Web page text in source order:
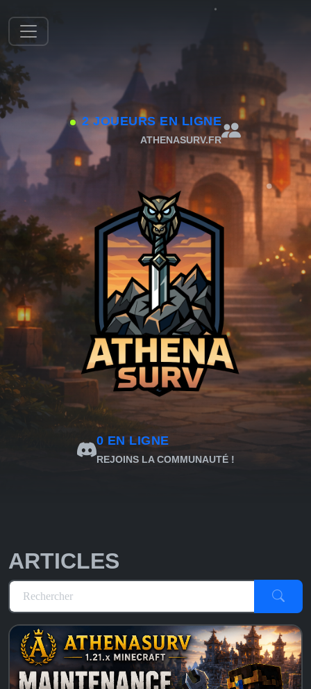
2 JOUEURS EN LIGNE
ATHENASURV.FR
0 EN LIGNE
REJOINS LA COMMUNAUTÉ !
ARTICLES
Rechercher